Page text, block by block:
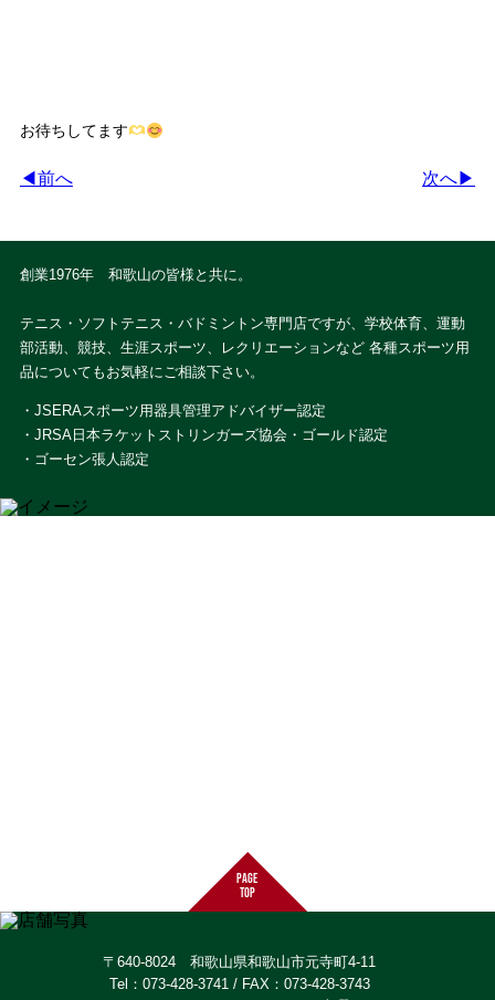
お待ちしてます
◀前へ 次へ▶
創業1976年 和歌山の皆様と共に。
テニス・ソフトテニス・バドミントン専門店ですが、学校体育、運動
部活動、競技、生涯スポーツ、レクリエーションなど 各種スポーツ用
品についてもお気軽にご相談下さい。
・JSERAスポーツ用器具管理アドバイザー認定
・JRSA日本ラケットストリンガーズ協会・ゴールド認定
・ゴーセン張人認定
page
top
〒640-8024 和歌山県和歌山市元寺町4-11
Tel：073-428-3741 / FAX：073-428-3743